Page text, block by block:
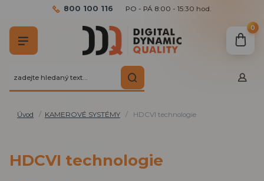
800 100 116 PO - PÁ 8:00 - 15:30 hod.
0
Úvod KAMEROVÉ SYSTÉMY HDCVI technologie
HDCVI technologie